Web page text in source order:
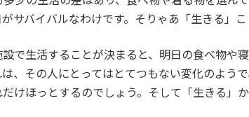
サバイバルなわけです。そりゃあ「生きる」
で生活することが決まると、明日の食べ物や
、その人にとってはとてつもない変化のよう
けほっとするのでしょう。そして「生きる」